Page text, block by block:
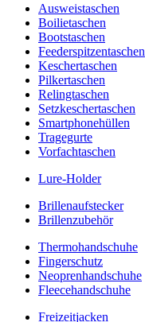
Ausweistaschen
Boilietaschen
Bootstaschen
Feederspitzentaschen
Keschertaschen
Pilkertaschen
Relingtaschen
Setzkeschertaschen
Smartphonehüllen
Tragegurte
Vorfachtaschen
Lure-Holder
Brillenaufstecker
Brillenzubehör
Thermohandschuhe
Fingerschutz
Neoprenhandschuhe
Fleecehandschuhe
Freizeitjacken